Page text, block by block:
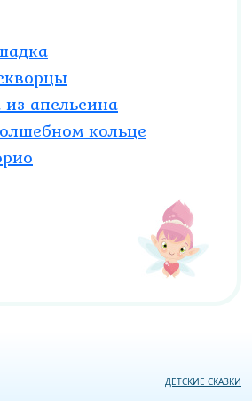
апельсина
кольце
ДЕТСКИЕ СКАЗКИ